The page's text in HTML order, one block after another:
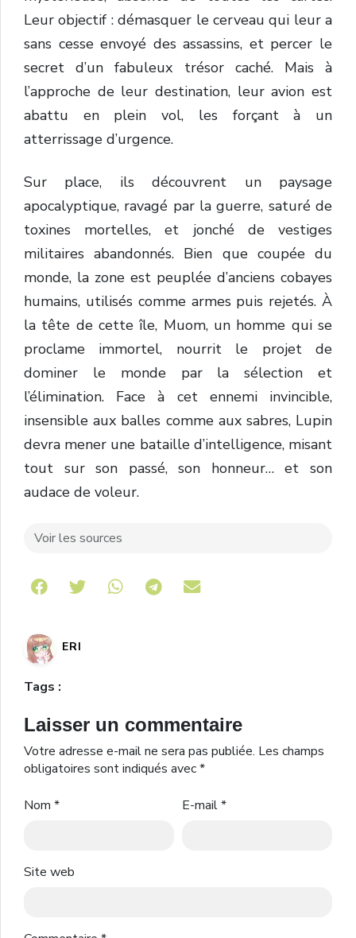
Leurobjectif :démasquer le cerveau qui leur a
sans cesseenvoyé desassassins, et percer le
secretd’unfabuleux trésor caché. Maisà
l’approche de leurdestination, leuravionest
abattu en pleinvol, les forçantà un
atterrissage d’urgence.
Sur place, ilsdécouvrent un paysage
apocalyptique, ravagé par laguerre, saturéde
toxines mortelles,et jonché devestiges
militairesabandonnés. Bien que coupéedu
monde, la zone est peuplée d’anciens cobayes
humains, utilisés comme armes puis rejetés.À
la tête decetteîle, Muom, un homme quise
proclame immortel, nourrit le projetde
dominer le monde par lasélectionet
l’élimination. Faceà cet ennemi invincible,
insensibleaux balles comme aux sabres, Lupin
devra mener une bataille d’intelligence, misant
tout surson passé,son honneur…etson
audace de voleur.
Voir les sources
Share on Telegram
ERI
Tags :
Laisser un commentaire
Votre adresse e-mail ne sera pas publiée. Les champs
obligatoires sont indiqués avec*
Nom * E-mail*
Site web